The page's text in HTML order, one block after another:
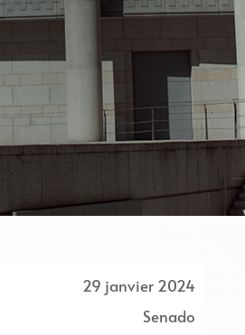
29 janvier 2024
Senado